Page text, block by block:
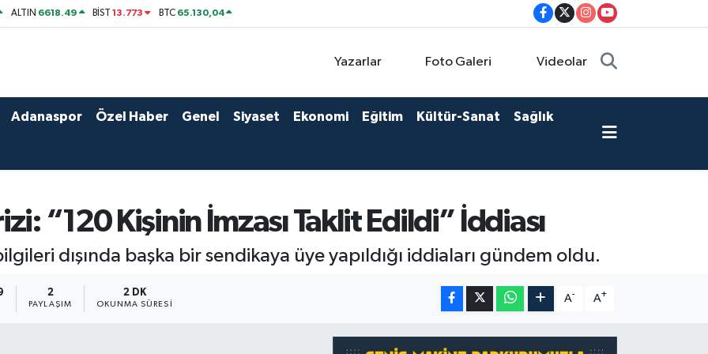
ALTIN 6618.49 BİST13.773 BTC 65.130,04
Yazarlar Foto Galeri Videolar
Adanaspor Özel Haber Genel Siyaset Ekonomi Eğitim Kültür-Sanat Sağlık
“120 Kişinin İmzası Taklit Edildi” İddiası
dışında başka bir sendikaya üye yapıldığı iddiaları gündem oldu.
2
PAYLAŞIM
2 DK
OKUNMA SÜRESI
A- A+